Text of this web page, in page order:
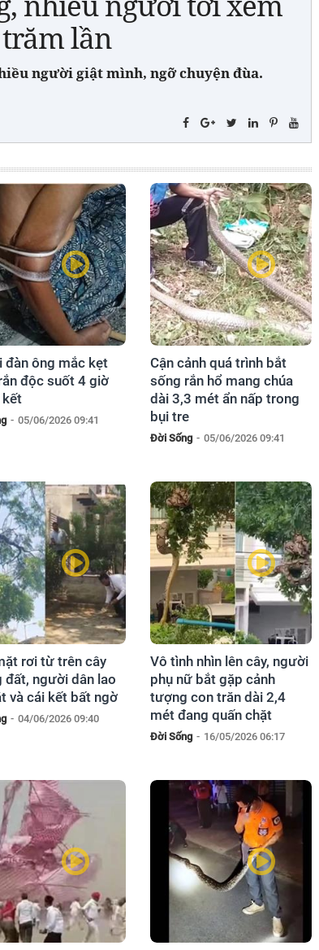
lần
người giật mình, ngỡ chuyện đùa.
đàn ông mắc kẹt
độc suốt 4 giờ
kết
- 05/06/2026 09:41
Cận cảnh quá trình bắt
sống rắn hổ mang chúa
dài 3,3 mét ẩn nấp trong
bụi tre
Đời Sống - 05/06/2026 09:41
rơi từ trên cây
đất, người dân lao
và cái kết bất ngờ
- 04/06/2026 09:40
Vô tình nhìn lên cây, người
phụ nữ bắt gặp cảnh
tượng con trăn dài 2,4
mét đang quấn chặt
Đời Sống - 16/05/2026 06:17